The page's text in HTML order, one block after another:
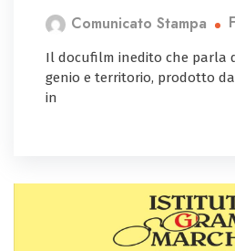
Comunicato Stampa
Il docufilm inedito che parla
genio e territorio, prodotto
in